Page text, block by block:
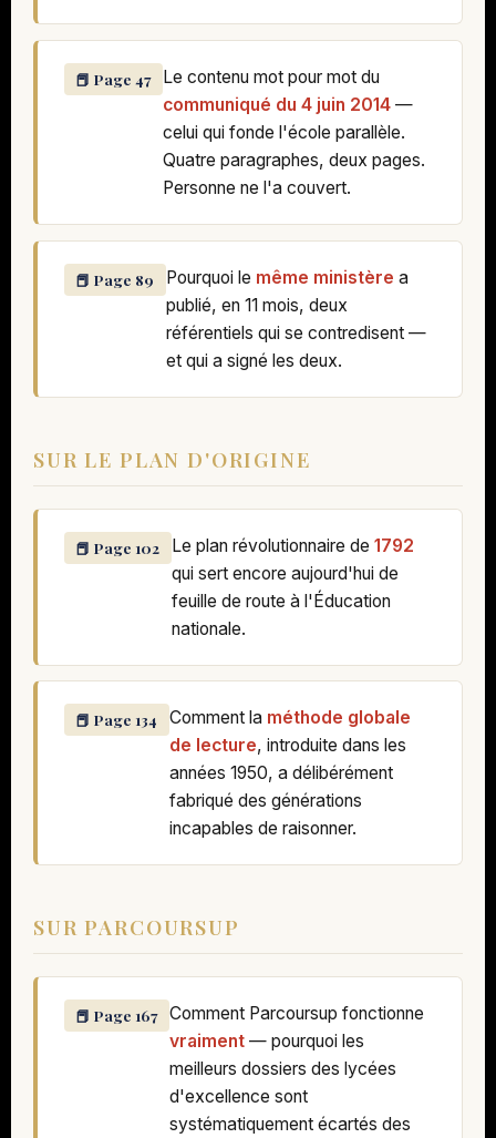
📕 Page 47
Le contenu mot pour mot du
communiqué du 4 juin 2014—
celui qui fonde l'école parallèle.
Quatre paragraphes, deux pages.
Personne ne l'a couvert.
📕 Page 89 Pourquoi le même ministère a
publié, en 11 mois, deux
référentiels qui se contredisent —
et qui a signé les deux.
SUR LE PLAN D'ORIGINE
📕 Page 102 Le plan révolutionnaire de 1792
qui sert encore aujourd'hui de
feuille de route à l'Éducation
nationale.
📕 Page 134 Comment la méthode globale
de lecture, introduite dans les
années 1950, a délibérément
fabriqué des générations
incapables de raisonner.
SUR PARCOURSUP
📕 Page 167 Comment Parcoursup fonctionne
vraiment— pourquoi les
meilleurs dossiers des lycées
d'excellence sont
systématiquement écartés des